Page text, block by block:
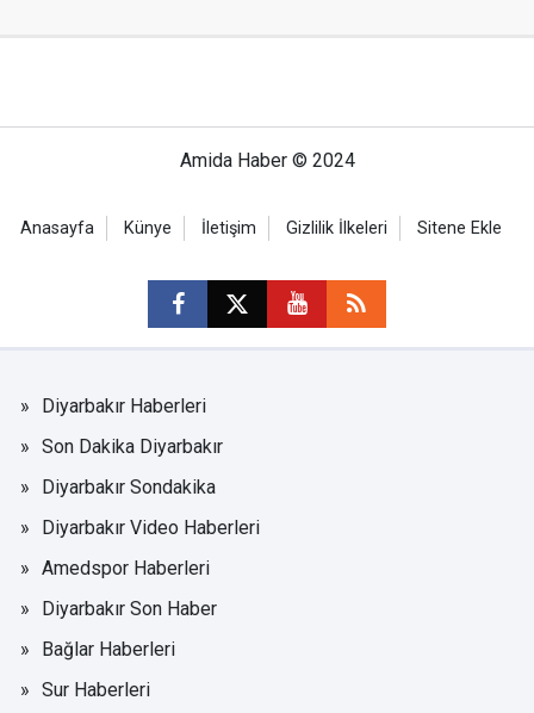
Amida Haber © 2024
Anasayfa Künye İletişim Gizlilik İlkeleri Sitene Ekle
Diyarbakır Haberleri
Son Dakika Diyarbakır
Diyarbakır Sondakika
Diyarbakır Video Haberleri
Amedspor Haberleri
Diyarbakır Son Haber
Bağlar Haberleri
Sur Haberleri